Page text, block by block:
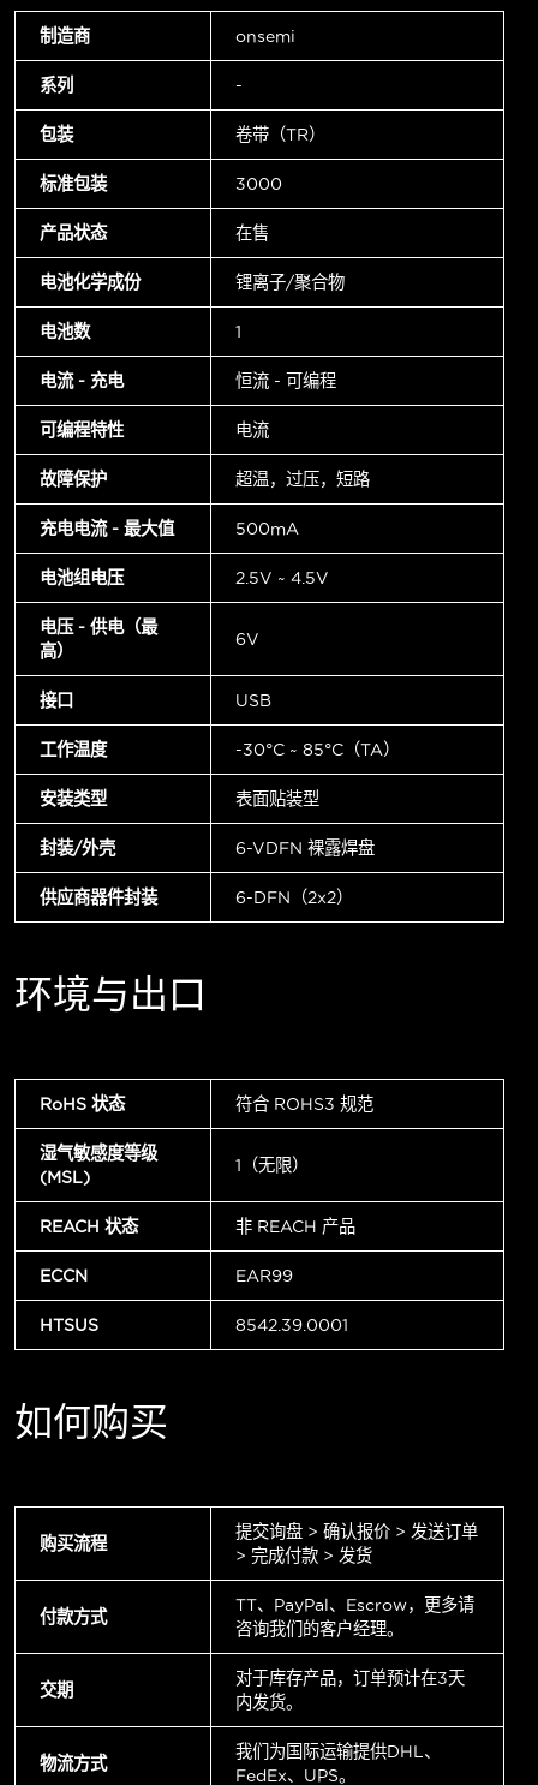
制造商 onsemi
系列 -
包装 卷带（TR）
标准包装 3000
产品状态 在售
电池化学成份 锂离子/聚合物
电池数 1
电流 - 充电 恒流 - 可编程
可编程特性 电流
故障保护 超温，过压，短路
充电电流 - 最大值 500mA
电池组电压 2.5V ~ 4.5V
电压 - 供电（最
高）
6V
接口 USB
工作温度 -30°C ~ 85°C（TA）
安装类型 表面贴装型
封装/外壳 6-VDFN 裸露焊盘
供应商器件封装 6-DFN（2x2）
环境与出口
RoHS 状态 符合 ROHS3 规范
湿气敏感度等级
(MSL)
1（无限）
REACH 状态 非 REACH 产品
ECCN EAR99
HTSUS 8542.39.0001
如何购买
购买流程
提交询盘 > 确认报价 > 发送订单
> 完成付款 > 发货
付款方式
TT、PayPal、Escrow，更多请
咨询我们的客户经理。
交期
对于库存产品，订单预计在3天
内发货。
物流方式
我们为国际运输提供DHL、
FedEx、UPS。